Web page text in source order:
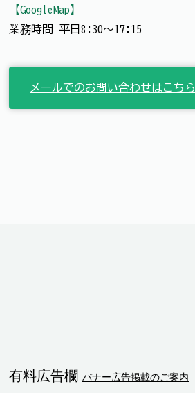
【GoogleMap】
業務時間 平日8:30～17:15
メールでのお問い合わせはこちら
有料広告欄 バナー広告掲載のご案内